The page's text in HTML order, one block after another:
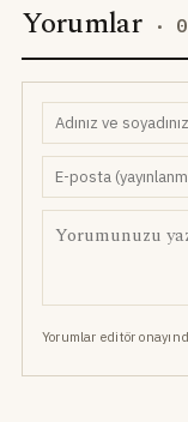
Yorumlar · 0
Yorumlar editör